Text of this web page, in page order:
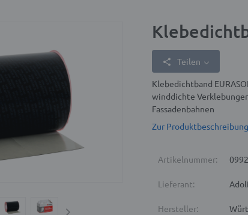
Teilen
Klebedichtband
winddichte
Fassadenbahnen
Zur Produktbeschreibung
Artikelnummer:
Lieferant:
Hersteller: